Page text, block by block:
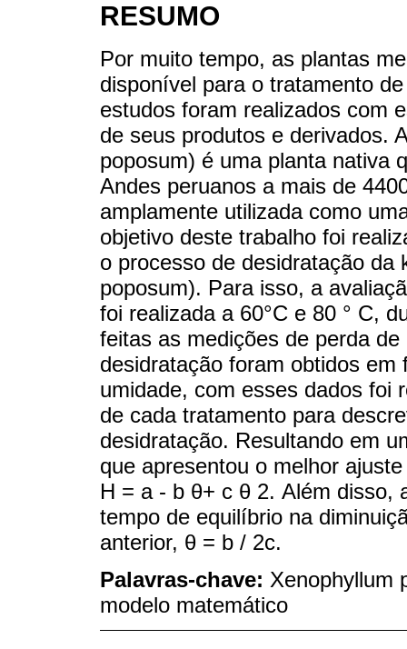
RESUMO
Por muito tempo, as plantas
disponível para o tratamento
estudos foram realizados com
de seus produtos e derivados.
poposum) é uma planta nativa
Andes peruanos a mais de
amplamente utilizada como
objetivo deste trabalho foi
o processo de desidratação da
poposum). Para isso, a
foi realizada a 60°C e 80 ° C,
feitas as medições de perda
desidratação foram obtidos
umidade, com esses dados foi
de cada tratamento para
desidratação. Resultando em
que apresentou o melhor
H = a - b θ+ c θ 2. Além disso,
tempo de equilíbrio na
anterior, θ = b / 2c.
Palavras-chave: Xenophyllum
modelo matemático